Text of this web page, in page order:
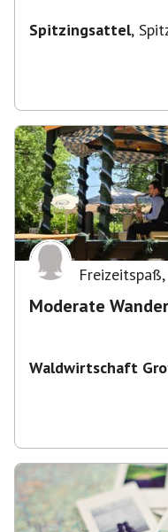
Spitzingsattel,
Freizeitspaß,
Moderate
Waldwirtschaft